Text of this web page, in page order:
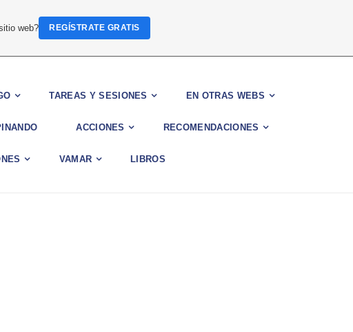
TAREAS Y SESIONES EN OTRAS WEBS
ACCIONES RECOMENDACIONES
VAMAR LIBROS
web? REGÍSTRATE GRATIS